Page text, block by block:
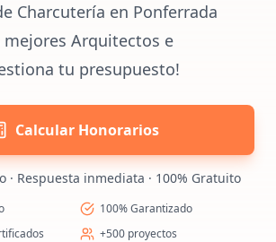
Charcutería en Ponferrada
mejores Arquitectos e
tu presupuesto!
Calcular Honorarios
· Respuesta inmediata · 100% Gratuito
100% Garantizado
+500 proyectos